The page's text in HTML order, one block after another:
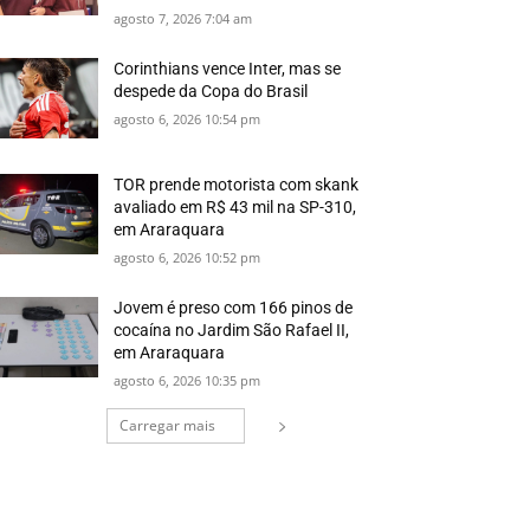
agosto 7, 2026 7:04 am
Corinthians vence Inter, mas se
despede da Copa do Brasil
agosto 6, 2026 10:54 pm
TOR prende motorista com skank
avaliado em R$ 43 mil na SP-310,
em Araraquara
agosto 6, 2026 10:52 pm
Jovem é preso com 166 pinos de
cocaína no Jardim São Rafael II,
em Araraquara
agosto 6, 2026 10:35 pm
Carregar mais